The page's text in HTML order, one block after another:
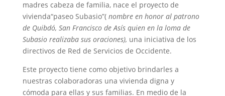
madres cabeza de familia, nace el proyecto de
vivienda“paseo Subasio”( nombre en honor al patrono
de Quibdó, San Francisco de Asís quien en la loma de
Subasio realizaba sus oraciones), una iniciativa de los
directivos de Red de Servicios de Occidente.
Este proyecto tiene como objetivo brindarles a
nuestras colaboradoras una vivienda digna y
cómoda para ellas y sus familias. En medio de la